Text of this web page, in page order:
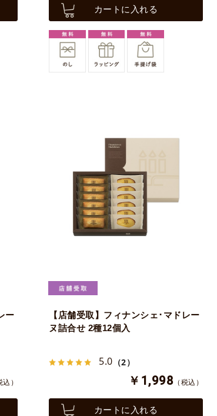
カートに入れる
ー
込）
【店舗受取】フィナンシェ･マドレー
ヌ詰合せ 2種12個入
5.0 （2）
￥1,998 （税込）
カートに入れる